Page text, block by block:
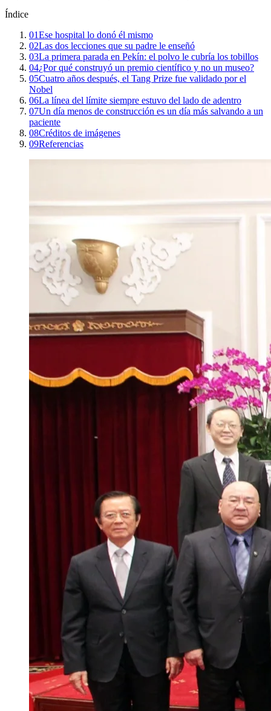
Índice
01Ese hospital lo donó él mismo
02Las dos lecciones que su padre le enseñó
03La primera parada en Pekín: el polvo le cubría los tobillos
04¿Por qué construyó un premio científico y no un museo?
05Cuatro años después, el Tang Prize fue validado por el
Nobel
06La línea del límite siempre estuvo del lado de adentro
07Un día menos de construcción es un día más salvando a un
paciente
08Créditos de imágenes
09Referencias